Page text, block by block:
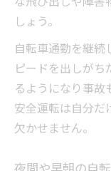
しょう。
自転車通勤を継続
ピードを出しが
るようになり事故
安全運転は自分だ
欠かせません。